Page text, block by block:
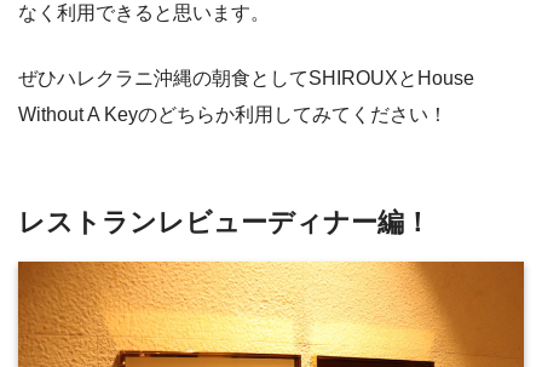
なく利用できると思います。
ぜひハレクラニ沖縄の朝食としてSHIROUXとHouse
Without A Keyのどちらか利用してみてください！
レストランレビューディナー編！